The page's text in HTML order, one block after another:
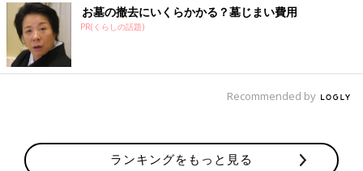
お墓の撤去にいくらかかる？墓じまい費用
PR(くらしの話題)
Recommended by
ランキングをもっと見る